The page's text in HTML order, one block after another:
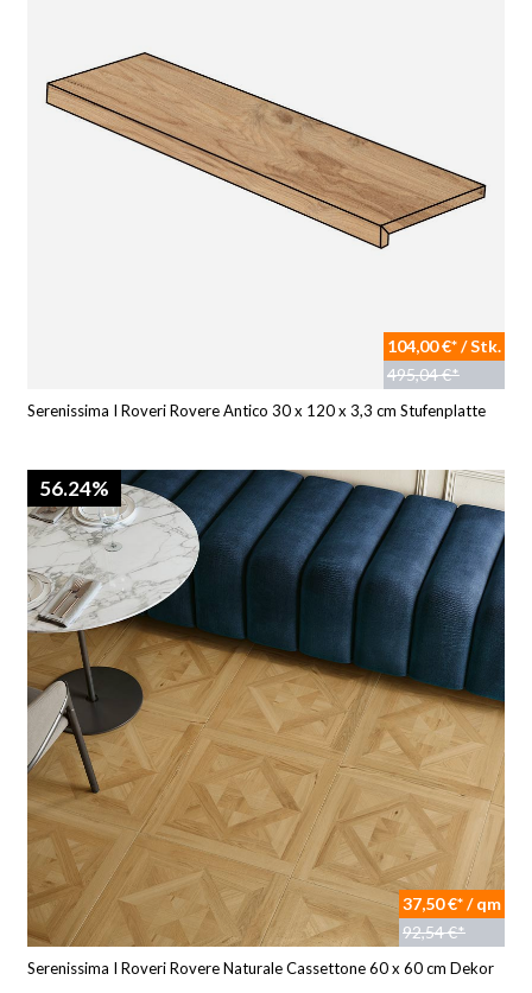
104,00 €* / Stk.
495,04 €*
Serenissima I Roveri Rovere Antico 30 x 120 x 3,3 cm Stufenplatte
56.24%
37,50 €* / qm
92,54 €*
Serenissima I Roveri Rovere Naturale Cassettone 60 x 60 cm Dekor